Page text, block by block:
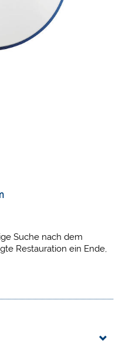
Suche nach dem
Restauration ein Ende,
DNA Generation sind
ästhetischen
mechanischen Werte